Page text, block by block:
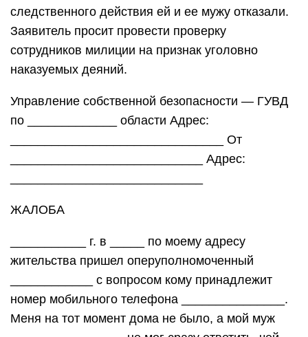
следственного действия ей и ее мужу отказали.
Заявитель просит провести проверку
сотрудников милиции на признак уголовно
наказуемых деяний.
Управление собственной безопасности — ГУВД
по _____________ области Адрес:
_______________________________ От
____________________________ Адрес:
ЖАЛОБА
___________ г. в _____ по моему адресу
жительства пришел оперуполномоченный
____________ с вопросом кому принадлежит
номер мобильного телефона _______________.
Меня на тот момент дома не было, а мой муж